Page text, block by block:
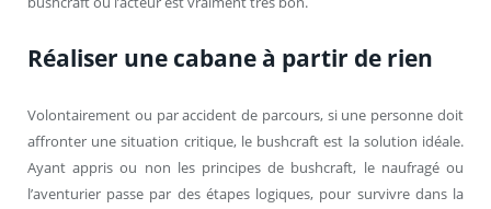
Réaliser une cabane à partir de rien
Volontairement ou par accident de parcours, si une personne doit
affronter une situation critique, le bushcraft est la solution idéale.
Ayant appris ou non les principes de bushcraft, le naufragé ou
l’aventurier passe par des étapes logiques, pour survivre dans la